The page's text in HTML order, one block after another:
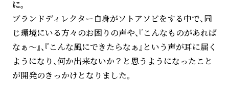
に。
ブランドディレクター自身がソトアソビをする中で、同
じ環境にいる方々のお困りの声や、『こんなものがあれば
なぁ～』、『こんな風にできたらなぁ』という声が耳に届く
ようになり、何か出来ないか？と思うようになったこと
が開発のきっかけとなりました。